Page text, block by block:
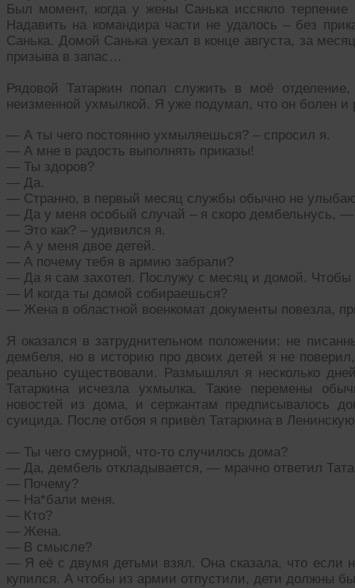
Был момент, когда у жены Санька иссякло
Надавить на командира части не удалось – без
Санька. Домой Санька уехал в конце августа, за
призыва в запас…
Рядовой Татаркин попал служить в моё
неизменной ухмылкой. Я уже подумал, что он болен
— А ты чего постоянно ухмыляешься? – спросил я.
— А мне в радость выполнять приказы!
— Ты здоров?
— Да.
— Странно, в первый месяц службы обычно не
— Да у меня особый случай – я скоро дембельнусь, —
— Это как? – удивился я.
— А у меня двое детей.
— А почему тебя в армию забрали?
— Да я сам захотел. Послужу с месяц и домой. Чтобы
— И когда ты домой собираешься?
— Жена в областной военкомат документы повезла,
Я оказался в затруднительном положении: не
дембеля, но в историю про двоих детей я не
реально существовали. Размышлял я несколько
Татаркина исчезла ухмылка. Такие перемены
новостей из дома, и сержантам предписывалось
суицида. После отбоя я привёл Татаркина в
— Ты чего смурной, что-то случилось дома?
— Да, дембель откладывается, — мрачно ответил
— Почему?
— На*бали меня.
— Кто?
— Жена.
— В смысле?
— Я её с двумя детьми взял. Она сказала, что если
купился. А чтобы из армии отпустили, дети должны